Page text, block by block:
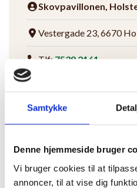
Samtykke
Denne hjemmeside bruger
Vi bruger cookies til at
annoncer, til at vise dig
Skovpavillonen,
Vestergade 23, 6670
Tlf:7539 2161
CVR: 36934182